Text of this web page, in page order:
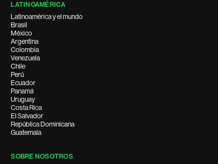
LATINOAMÉRICA
Latinoamérica y el mundo
Brasil
México
Argentina
Colombia
Venezuela
Chile
Perú
Ecuador
Panamá
Uruguay
Costa Rica
El Salvador
República Dominicana
Guatemala
SOBRE NOSOTROS